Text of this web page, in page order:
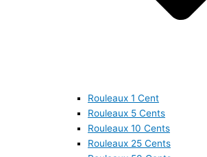
Rouleaux 1 Cent
Rouleaux 5 Cents
Rouleaux 10 Cents
Rouleaux 25 Cents